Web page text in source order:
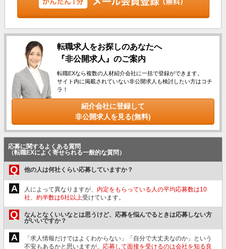
転職求人をお探しのあなたへ
『非公開求人』のご案内
転職EXなら複数の人材紹介会社に一括で登録ができます。
サイト内に掲載されていない非公開求人も検討したい方はコチ
ラ！
紹介会社に登録して
非公開求人を見る(無料)
応募に関するよくある質問
（転職EXによく寄せられる一般的な質問）
Q 他の人は何社くらい応募していますか？
A 人によって異なりますが、 内定をもらっている人の平均応募数は10
社、約半数は6社以上受けています。
Q
なんとなくいいなとは思うけど、応募を悩んでるときは応募しない方
がいいですか？
A
「求人情報だけではよくわからない」「自分で大丈夫なのか」という
不安もあるかと思いますが、 応募して面接を受けるのは会社を知る良